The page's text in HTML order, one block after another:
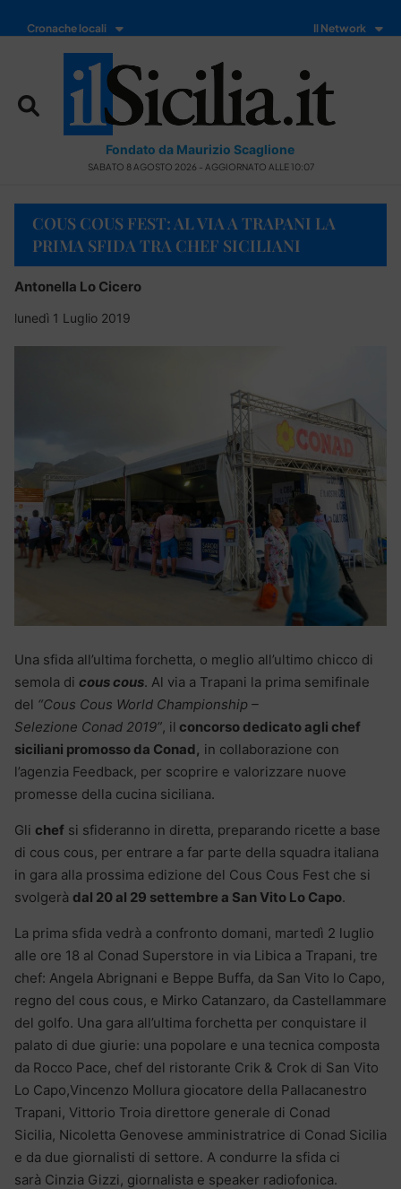
Cronache locali Il Network
Fondato da Maurizio Scaglione
SABATO 8 AGOSTO 2026 - AGGIORNATO ALLE 10:07
COUS COUS FEST: AL VIA A TRAPANI LA
PRIMA SFIDA TRA CHEF SICILIANI
Antonella Lo Cicero
lunedì 1 Luglio 2019
Una sfida all’ultima forchetta, o meglio all’ultimo chicco di
semola di cous cous. Al via a Trapani la prima semifinale
del “Cous Cous World Championship –
Selezione Conad 2019”, il concorso dedicato agli chef
siciliani promosso da Conad, in collaborazione con
l’agenzia Feedback, per scoprire e valorizzare nuove
promesse della cucina siciliana.
Gli chef si sfideranno in diretta, preparando ricette a base
di cous cous, per entrare a far parte della squadra italiana
in gara alla prossima edizione del Cous Cous Fest che si
svolgerà dal 20 al 29 settembre a San Vito Lo Capo.
La prima sfida vedrà a confronto domani, martedì 2 luglio
alle ore 18 al Conad Superstore in via Libica a Trapani, tre
chef: Angela Abrignani e Beppe Buffa, da San Vito lo Capo,
regno del cous cous, e Mirko Catanzaro, da Castellammare
del golfo. Una gara all’ultima forchetta per conquistare il
palato di due giurie: una popolare e una tecnica composta
da Rocco Pace, chef del ristorante Crik & Crok di San Vito
Lo Capo,Vincenzo Mollura giocatore della Pallacanestro
Trapani, Vittorio Troia direttore generale di Conad
Sicilia, Nicoletta Genovese amministratrice di Conad Sicilia
e da due giornalisti di settore. A condurre la sfida ci
sarà Cinzia Gizzi, giornalista e speaker radiofonica.